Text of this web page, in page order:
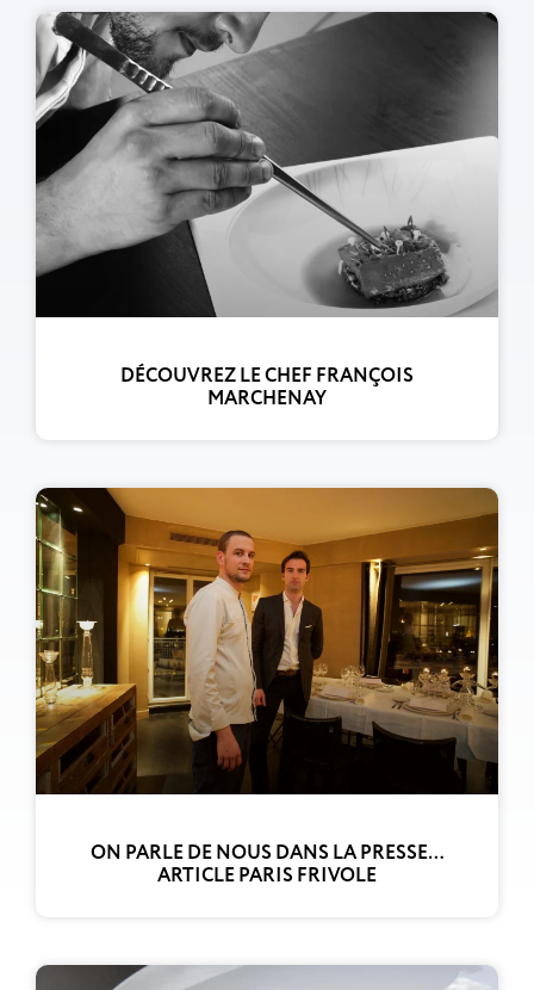
DÉCOUVREZ LE CHEF FRANÇOIS
MARCHENAY
ON PARLE DE NOUS DANS LA PRESSE…
ARTICLE PARIS FRIVOLE